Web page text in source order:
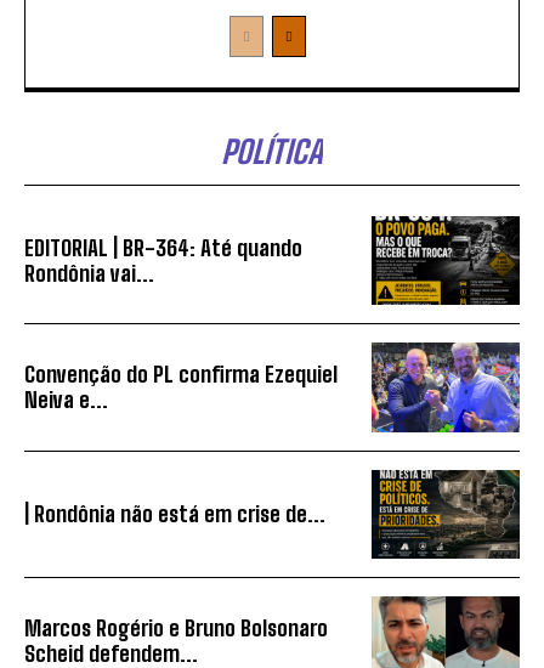
POLÍTICA
EDITORIAL | BR-364: Até quando
Rondônia vai...
Convenção do PL confirma Ezequiel
Neiva e...
| Rondônia não está em crise de...
Marcos Rogério e Bruno Bolsonaro
Scheid defendem...